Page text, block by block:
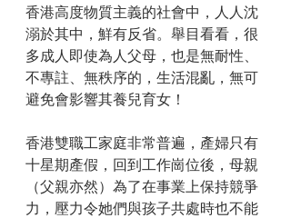
香港高度物質主義的社會中，人人沈
溺於其中，鮮有反省。舉目看看，很
多成人即使為人父母，也是無耐性、
不專註、無秩序的，生活混亂，無可
避免會影響其養兒育女！
香港雙職工家庭非常普遍，產婦只有
十星期產假，回到工作崗位後，母親
（父親亦然）為了在事業上保持競爭
力，壓力令她們與孩子共處時也不能